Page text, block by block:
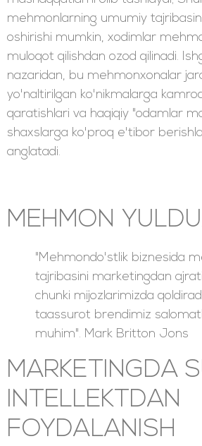
mehmonlarning umumiy
oshirishi mumkin, xodimlar
muloqot qilishdan ozod qilinadi.
nazaridan, bu mehmonxonalar
yo'naltirilgan ko'nikmalarga
qaratishlari va haqiqiy "odamlar
shaxslarga ko'proq e'tibor
anglatadi.
MEHMON
"Mehmondo'stlik biznesida
tajribasini marketingdan
chunki mijozlarimizda
taassurot brendimiz
muhim". Mark Britton Jons
MARKETINGDA
INTELLEKTDAN
FOYDALANISH